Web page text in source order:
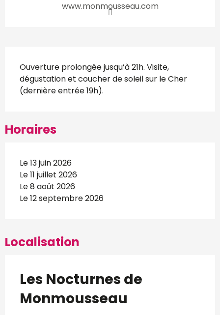
www.monmousseau.com
Description
Ouverture prolongée jusqu’à 21h. Visite,
dégustation et coucher de soleil sur le Cher
(dernière entrée 19h).
Horaires
Le 13 juin 2026
Le 11 juillet 2026
Le 8 août 2026
Le 12 septembre 2026
Localisation
Les Nocturnes de
Monmousseau